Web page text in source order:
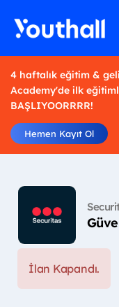
4 haftalık eğitim &
Academy'de ilk
BAŞLIYOORRRR!
Hemen Kayıt Ol
İlan Kapandı.